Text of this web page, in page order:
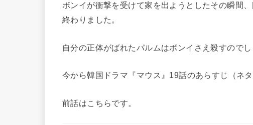
ボンイが衝撃を受けて家を出ようとしたその瞬間
終わりました。
自分の正体がばれたパルムはボンイさえ殺すのでし
今から韓国ドラマ『マウス』19話のあらすじ（ネ
前話はこちらです。